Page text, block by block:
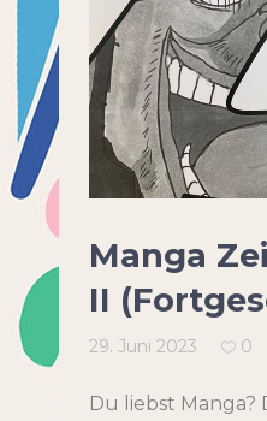
Manga
II
29. Juni 2023 0
Du liebst Manga?